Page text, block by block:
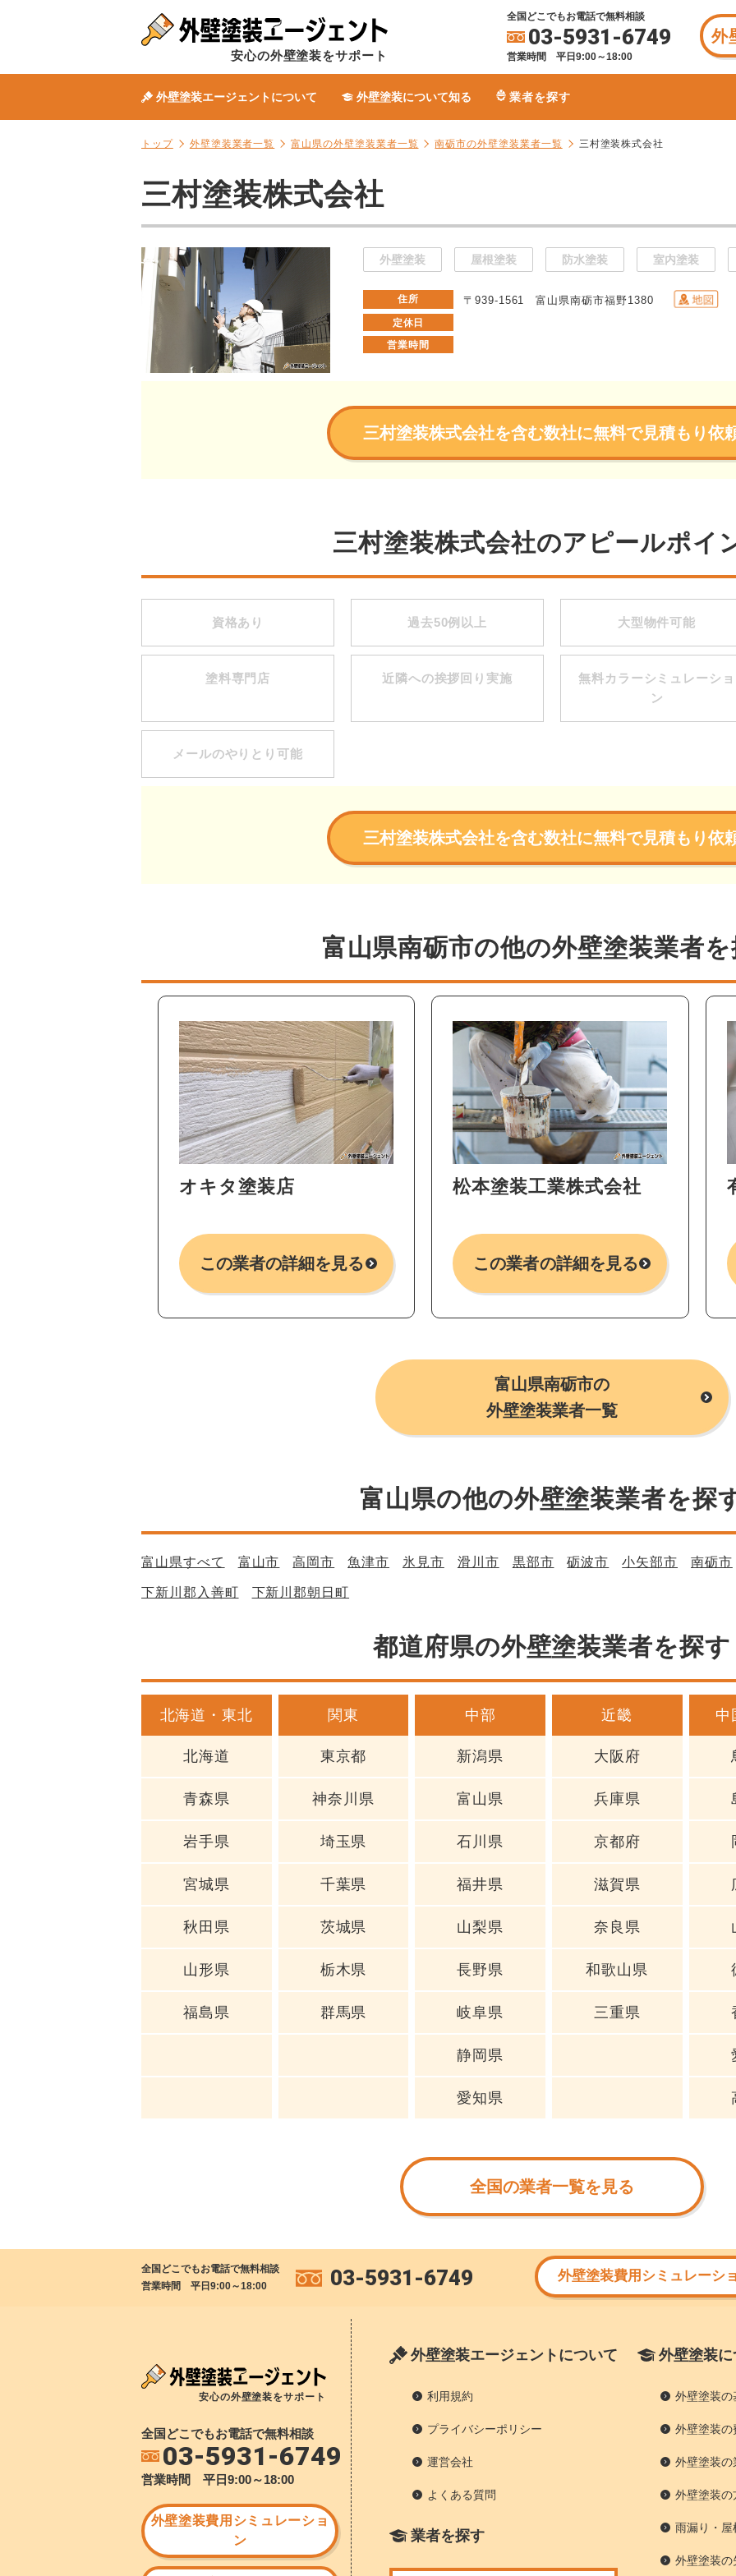
安心の外壁塗装をサポート
全国どこでもお電話で無料相談
03-5931-6749
営業時間 平日9:00～18:00
外
外壁塗装エージェントについて 外壁塗装について知る 業者を探す
トップ 外壁塗装業者一覧 富山県の外壁塗装業者一覧 南砺市の外壁塗装業者一覧 三村塗装株式会社
三村塗装株式会社
外壁塗装 屋根塗装 防水塗装 室内塗装
住所 〒939-1561 富山県南砺市福野1380
定休日
営業時間
三村塗装株式会社を含む数社に無料で見積もり依
三村塗装株式会社のアピールポイ
資格あり 過去50例以上 大型物件可能
塗料専門店 近隣への挨拶回り実施
無料カラーシミュレーショ
ン
メールのやりとり可能
三村塗装株式会社を含む数社に無料で見積もり依
富山県南砺市の他の外壁塗装業者
オキタ塗装店
この業者の詳細を見る
松本塗装工業株式会社
この業者の詳細を見る
富山県南砺市の
外壁塗装業者一覧
富山県の他の外壁塗装業者を探
富山県すべて 富山市 高岡市 魚津市 氷見市 滑川市 黒部市 砺波市 小矢部市 南砺市
下新川郡入善町 下新川郡朝日町
都道府県の外壁塗装業者を探す
北海道・東北
北海道
青森県
岩手県
宮城県
秋田県
山形県
福島県
関東
東京都
神奈川県
埼玉県
千葉県
茨城県
栃木県
群馬県
中部
新潟県
富山県
石川県
福井県
山梨県
長野県
岐阜県
静岡県
愛知県
近畿
大阪府
兵庫県
京都府
滋賀県
奈良県
和歌山県
三重県
中
全国の業者一覧を見る
全国どこでもお電話で無料相談
営業時間 平日9:00～18:00
03-5931-6749 外壁塗装費用シミュレーシ
安心の外壁塗装をサポート
全国どこでもお電話で無料相談
03-5931-6749
営業時間 平日9:00～18:00
外壁塗装費用シミュレーショ
ン
外壁塗装エージェントについて
利用規約
プライバシーポリシー
運営会社
よくある質問
業者を探す
外壁塗装
外壁塗装の
外壁塗装の
外壁塗装の
外壁塗装の
雨漏り・屋
外壁塗装の